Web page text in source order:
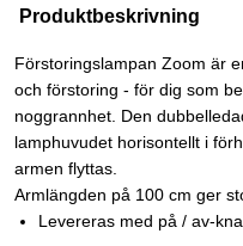
Produktbeskrivning
Förstoringslampan Zoom är
och förstoring - för dig som
noggrannhet. Den
lamphuvudet horisontellt i
armen flyttas.
Armlängden på 100 cm ger
Levereras med på / av-